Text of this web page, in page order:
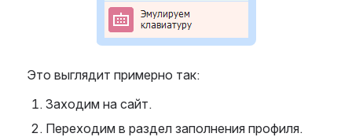
Это выглядит примерно так:
Заходим на сайт.
Переходим в раздел заполнения профиля.